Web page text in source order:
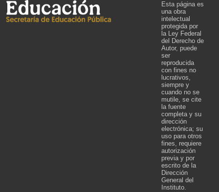
Esta página es
una obra
intelectual
protegida por
la Ley Federal
del Derecho de
Autor, puede
ser
reproducida
con fines no
lucrativos,
siempre y
cuando no se
mutile, se cite
la fuente
completa y su
dirección
electrónica; su
uso para otros
fines, requiere
autorización
previa y por
escrito de la
Dirección
General del
Instituto.